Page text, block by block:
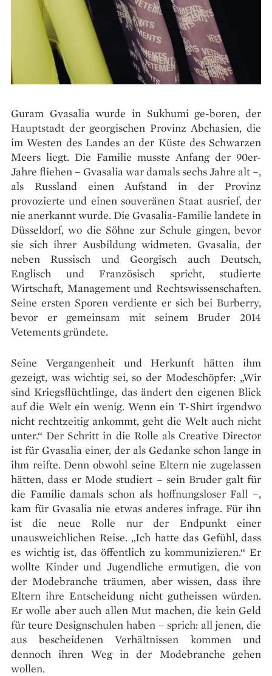
Guram Gvasalia wurde in Sukhumi ge-boren, der
Hauptstadt der georgischen Provinz Abchasien, die
im Westen des Landes an der Küste des Schwarzen
Meers liegt. Die Familie musste Anfang der 90er-
Jahre fliehen – Gvasalia war damals sechs Jahre alt –,
als Russland einen Aufstand in der Provinz
provozierte und einen souveränen Staat ausrief, der
nie anerkannt wurde. Die Gvasalia-Familie landete in
Düsseldorf, wo die Söhne zur Schule gingen, bevor
sie sich ihrer Ausbildung widmeten. Gvasalia, der
neben Russisch und Georgisch auch Deutsch,
Englisch und Französisch spricht, studierte
Wirtschaft, Management und Rechtswissenschaften.
Seine ersten Sporen verdiente er sich bei Burberry,
bevor er gemeinsam mit seinem Bruder 2014
Vetements gründete.
Seine Vergangenheit und Herkunft hätten ihm
gezeigt, was wichtig sei, so der Modeschöpfer: „Wir
sind Kriegsflüchtlinge, das ändert den eigenen Blick
auf die Welt ein wenig. Wenn ein T-Shirt irgendwo
nicht rechtzeitig ankommt, geht die Welt auch nicht
unter.“ Der Schritt in die Rolle als Creative Director
ist für Gvasalia einer, der als Gedanke schon lange in
ihm reifte. Denn obwohl seine Eltern nie zugelassen
hätten, dass er Mode studiert – sein Bruder galt für
die Familie damals schon als hoffnungsloser Fall –,
kam für Gvasalia nie etwas anderes infrage. Für ihn
ist die neue Rolle nur der Endpunkt einer
unausweichlichen Reise. „Ich hatte das Gefühl, dass
es wichtig ist, das öffentlich zu kommunizieren.“ Er
wollte Kinder und Jugendliche ermutigen, die von
der Modebranche träumen, aber wissen, dass ihre
Eltern ihre Entscheidung nicht gutheissen würden.
Er wolle aber auch allen Mut machen, die kein Geld
für teure Designschulen haben – sprich: all jenen, die
aus bescheidenen Verhältnissen kommen und
dennoch ihren Weg in der Modebranche gehen
wollen.